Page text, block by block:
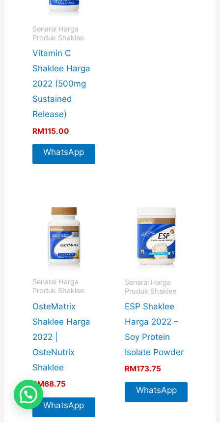
Senarai Harga
Produk Shaklee
Vitamin C
Shaklee Harga
2022 (500mg
Sustained
Release)
RM115.00
WhatsApp
Senarai Harga
Produk Shaklee
OsteMatrix
Shaklee Harga
2022 |
OsteNutrix
Shaklee
RM68.75
WhatsApp
For More
Senarai Harga
Produk Shaklee
ESP Shaklee
Harga 2022 –
Soy Protein
Isolate Powder
RM173.75
WhatsApp